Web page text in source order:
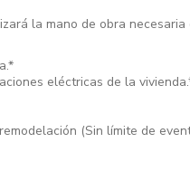
la mano de obra necesaria
eléctricas de la
(Sin límite de